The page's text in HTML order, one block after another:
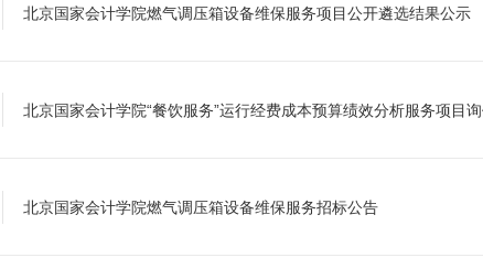
北京国家会计学院燃气调压箱设备维保服务项目公开遴选结果公示
北京国家会计学院“餐饮服务”运行经费成本预算绩效分析服务项目
北京国家会计学院燃气调压箱设备维保服务招标公告